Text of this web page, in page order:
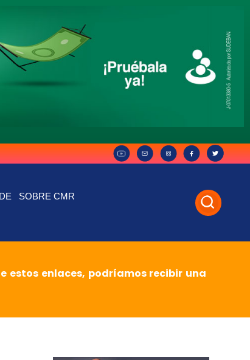
SOBRE CMR
estos enlaces, podríamos recibir una